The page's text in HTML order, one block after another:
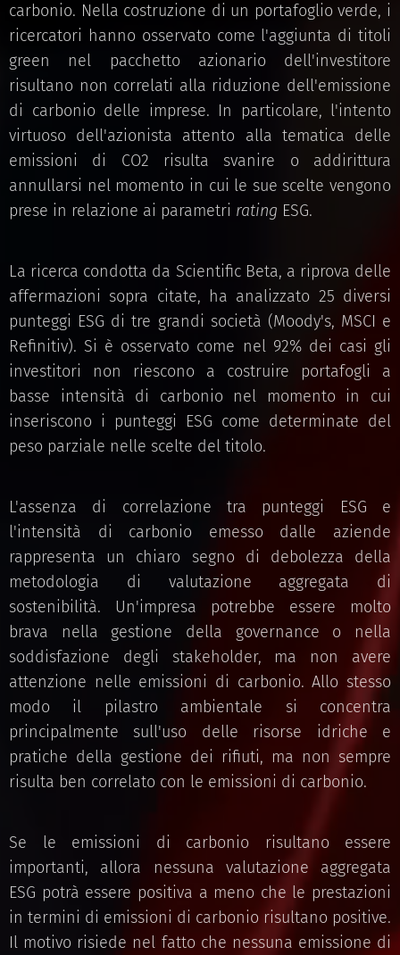
carbonio. Nella costruzione di un portafoglio verde, i
ricercatori hanno osservato come l'aggiunta di titoli
green nel pacchetto azionario dell'investitore
risultano non correlati alla riduzione dell'emissione
di carbonio delle imprese. In particolare, l'intento
virtuoso dell'azionista attento alla tematica delle
emissioni di CO2 risulta svanire o addirittura
annullarsi nel momento in cui le sue scelte vengono
prese in relazione ai parametri rating ESG.
La ricerca condotta da Scientific Beta, a riprova delle
affermazioni sopra citate, ha analizzato 25 diversi
punteggi ESG di tre grandi società (Moody's, MSCI e
Refinitiv). Si è osservato come nel 92% dei casi gli
investitori non riescono a costruire portafogli a
basse intensità di carbonio nel momento in cui
inseriscono i punteggi ESG come determinate del
peso parziale nelle scelte del titolo.
L'assenza di correlazione tra punteggi ESG e
l'intensità di carbonio emesso dalle aziende
rappresenta un chiaro segno di debolezza della
metodologia di valutazione aggregata di
sostenibilità. Un'impresa potrebbe essere molto
brava nella gestione della governance o nella
soddisfazione degli stakeholder, ma non avere
attenzione nelle emissioni di carbonio. Allo stesso
modo il pilastro ambientale si concentra
principalmente sull'uso delle risorse idriche e
pratiche della gestione dei rifiuti, ma non sempre
risulta ben correlato con le emissioni di carbonio.
Se le emissioni di carbonio risultano essere
importanti, allora nessuna valutazione aggregata
ESG potrà essere positiva a meno che le prestazioni
in termini di emissioni di carbonio risultano positive.
Il motivo risiede nel fatto che nessuna emissione di